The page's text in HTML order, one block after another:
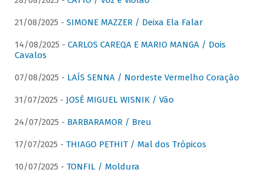
21/08/2025 - SIMONE MAZZER / Deixa Ela Falar
14/08/2025 - CARLOS CAREQA E MARIO MANGA / Dois
Cavalos
07/08/2025 - LAÍS SENNA / Nordeste Vermelho Coração
31/07/2025 - JOSÉ MIGUEL WISNIK / Vão
24/07/2025 - BARBARAMOR / Breu
17/07/2025 - THIAGO PETHIT / Mal dos Trópicos
10/07/2025 - TONFIL / Moldura